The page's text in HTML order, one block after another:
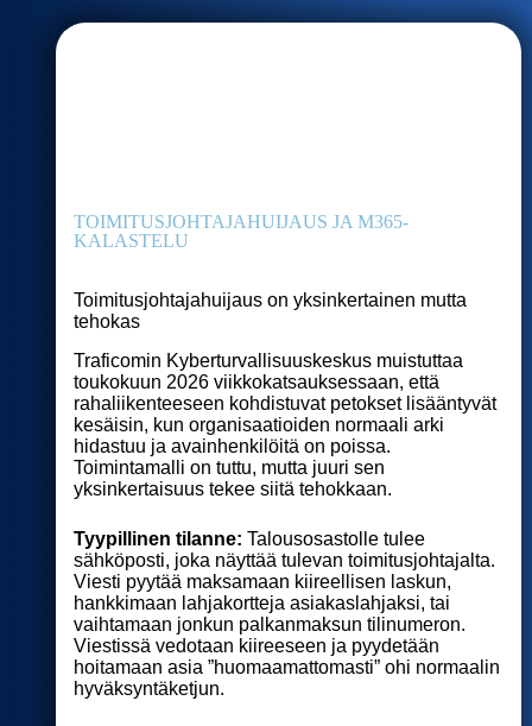
TOIMITUSJOHTAJAHUIJAUS JA M365-
KALASTELU
Toimitusjohtajahuijaus on yksinkertainen mutta
tehokas
Traficomin Kyberturvallisuuskeskus muistuttaa
toukokuun 2026 viikkokatsauksessaan, että
rahaliikenteeseen kohdistuvat petokset lisääntyvät
kesäisin, kun organisaatioiden normaali arki
hidastuu ja avainhenkilöitä on poissa.
Toimintamalli on tuttu, mutta juuri sen
yksinkertaisuus tekee siitä tehokkaan.
Tyypillinen tilanne: Talousosastolle tulee
sähköposti, joka näyttää tulevan toimitusjohtajalta.
Viesti pyytää maksamaan kiireellisen laskun,
hankkimaan lahjakortteja asiakaslahjaksi, tai
vaihtamaan jonkun palkanmaksun tilinumeron.
Viestissä vedotaan kiireeseen ja pyydetään
hoitamaan asia ”huomaamattomasti” ohi normaalin
hyväksyntäketjun.